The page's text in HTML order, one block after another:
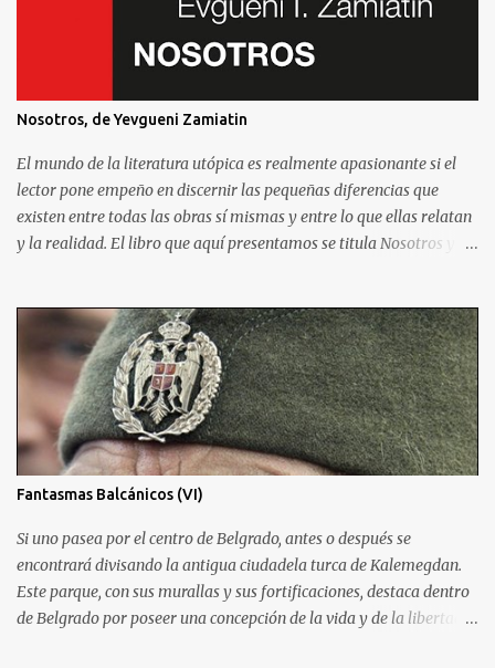
que he pensado en compartir las cinco preguntas/respuestas más
comunes para ayudar a entender los porqués de la independencia
pasando aquí. Lo que se llama “el procés ”. Por eso y porque hablar
de la independencia de Catalunya es, en esencial, hablar de este
sistema que nos afecta a todos. Madrileños, catalanes, andaluces o
asturianos.
Nosotros, de Yevgueni Zamiatin
El mundo de la literatura utópica es realmente apasionante si el
lector pone empeño en discernir las pequeñas diferencias que
existen entre todas las obras sí mismas y entre lo que ellas relatan
y la realidad. El libro que aquí presentamos se titula Nosotros y
soviético impuesto tras la Revolución del 17. Publicar esta obra le
costó el exilio en París, lugar donde moriría años más tarde.
Escrita originalmente en inglés, Nosotros asumirá sin vergüenza la
misión de caricaturizar el régimen soviético destacando lo que de
horrible hay en él y a la vez sirviendo de crítica, cómo sólo las
buenas obras distópicas pueden hacer, al sistema Moderno de
ordenar la vida política Planteando la trama en un mundo donde el
holocausto mundial ha obligado a refugiarse a los supervivientes
en una campana de cristal que les protege de la naturaleza salvaje,
Zamiatin situará en el c...
Fantasmas Balcánicos (VI)
Si uno pasea por el centro de Belgrado, antes o después se
encontrará divisando la antigua ciudadela turca de Kalemegdan.
Este parque, con sus murallas y sus fortificaciones, destaca dentro
de Belgrado por poseer una concepción de la vida y de la libertad